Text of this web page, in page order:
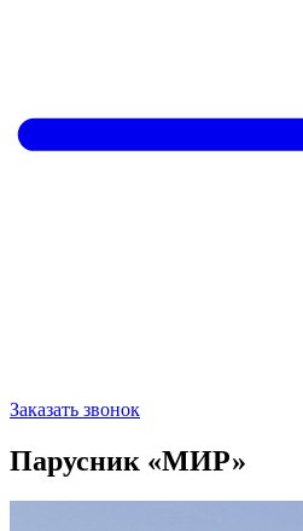
Заказать звонок
Парусник «МИР»